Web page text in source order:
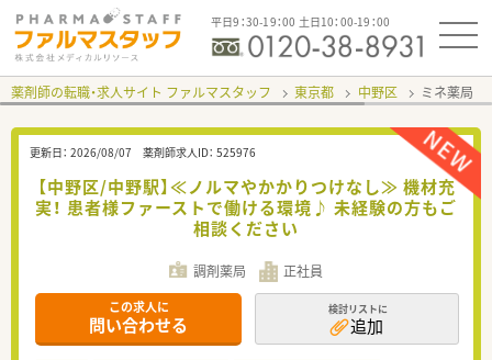
平日9：30-19：00 土日10：00-19：00
薬剤師の転職・求人サイト ファルマスタッフ 東京都 中野区 ミネ薬局
更新日： 2026/08/07 薬剤師求人ID： 525976
【中野区/中野駅】≪ノルマやかかりつけなし≫ 機材充
実！ 患者様ファーストで働ける環境♪ 未経験の方もご
相談ください
調剤薬局 正社員
この求人に
問い合わせる
検討リストに
追加